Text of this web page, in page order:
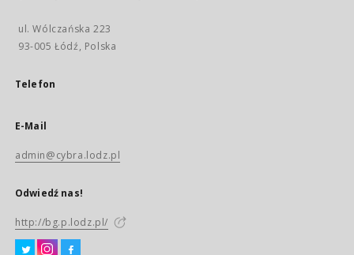
ul. Wólczańska 223
93-005 Łódź, Polska
Telefon
E-Mail
admin@cybra.lodz.pl
Odwiedź nas!
http://bg.p.lodz.pl/